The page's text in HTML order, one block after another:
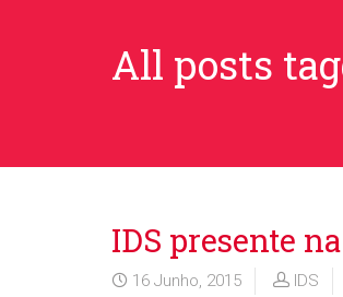
All posts
IDS presente
16 Junho, 2015 IDS